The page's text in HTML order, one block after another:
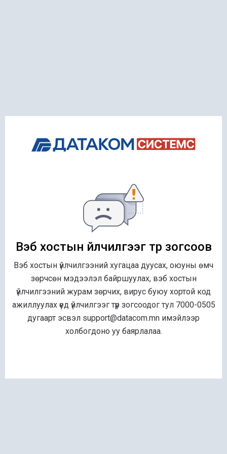
Вэб хостын үйлчилгээг түр зогсоов
Вэб хостын үйлчилгээний хугацаа дуусах, оюуны өмч
зөрчсөн мэдээлэл байршуулах, вэб хостын
үйлчилгээний журам зөрчих, вирус буюу хортой код
ажиллуулах үед үйлчилгээг түр зогсоодог тул 7000-0505
дугаарт эсвэл support@datacom.mn имэйлээр
холбогдоно уу баярлалаа.